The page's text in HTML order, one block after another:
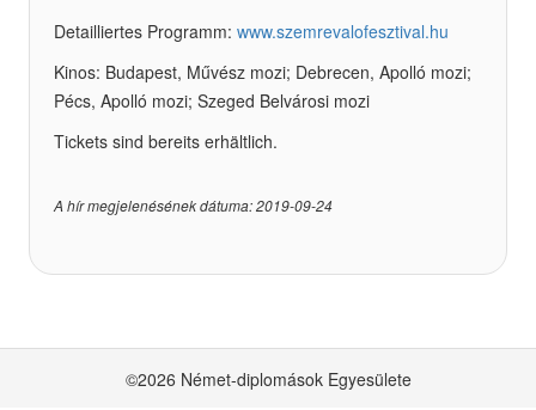
Detailliertes Programm: www.szemrevalofesztival.hu
Kinos: Budapest, Művész mozi; Debrecen, Apolló mozi;
Pécs, Apolló mozi; Szeged Belvárosi mozi
Tickets sind bereits erhältlich.
A hír megjelenésének dátuma: 2019-09-24
©2026 Német-diplomások Egyesülete